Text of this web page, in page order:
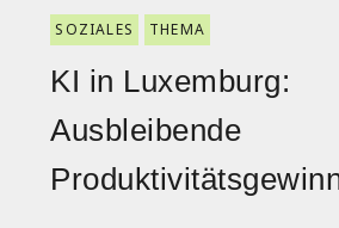
SOZIALES THEMA
KI in Luxemburg:
Ausbleibende